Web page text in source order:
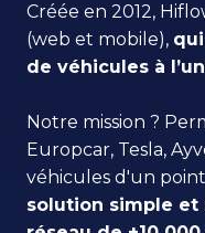
Créée en 2012,
(web et mobile),
de véhicules à
Notre mission ?
Europcar, Tesla,
véhicules d'un
solution simple et